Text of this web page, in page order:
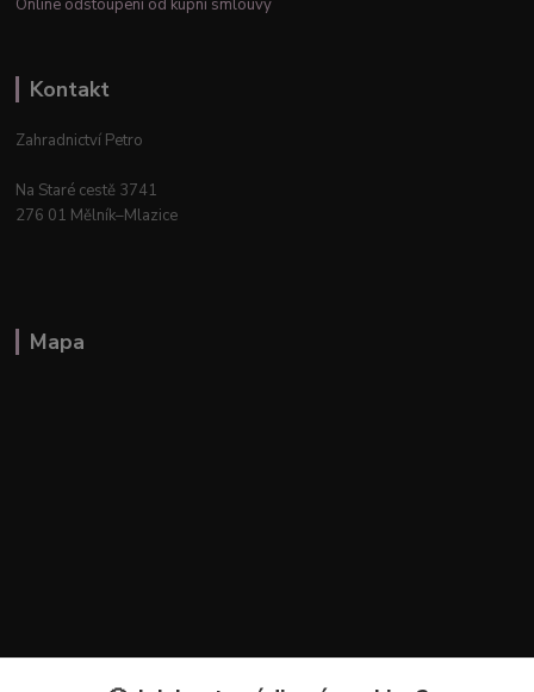
Online odstoupení od kupní smlouvy
Kontakt
Zahradnictví Petro
Na Staré cestě 3741
276 01 Mělník–Mlazice
Mapa